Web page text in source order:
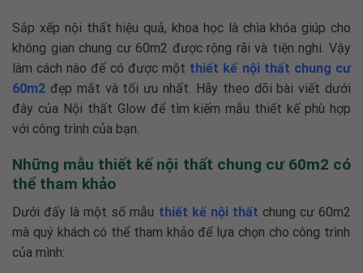
Sắp xếp nội thất hiệu quả, khoa học là chìa khóa giúp cho
không gian chung cư 60m2 được rộng rãi và tiện nghi. Vậy
làm cách nào để có được một thiết kế nội thất chung cư
60m2 đẹp mắt và tối ưu nhất. Hãy theo dõi bài viết dưới
đây của Nội thất Glow để tìm kiếm mẫu thiết kế phù hợp
với công trình của bạn.
Những mẫu thiết kế nội thất chung cư 60m2 có
thể tham khảo
Dưới đấy là một số mẫu thiết kế nội thất chung cư 60m2
mà quý khách có thể tham khảo để lựa chọn cho công trình
của mình: